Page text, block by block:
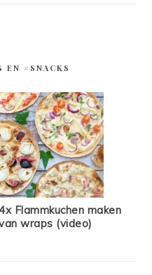
EN #SNACKS
Flammkuchen maken
wraps (video)